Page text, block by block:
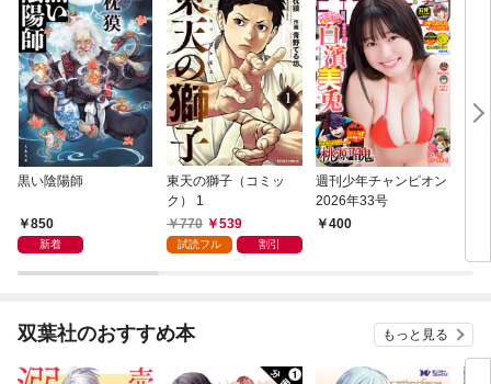
黒い陰陽師
850
新着
東天の獅子（コミッ
ク） 1
770
539
試読フル 割引
週刊少年チャンピオン
2026年33号
400
双葉社のおすすめ本 もっと見る